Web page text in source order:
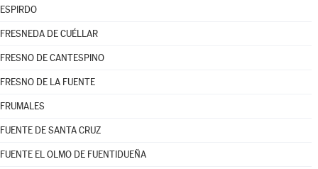
ESPIRDO
FRESNEDA DE CUÉLLAR
FRESNO DE CANTESPINO
FRESNO DE LA FUENTE
FRUMALES
FUENTE DE SANTA CRUZ
FUENTE EL OLMO DE FUENTIDUEÑA